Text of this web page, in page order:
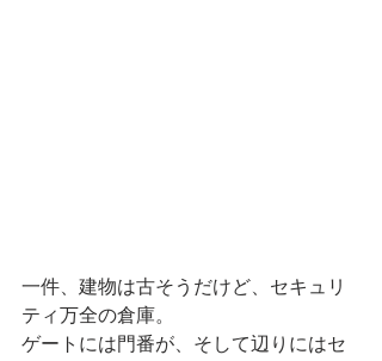
一件、建物は古そうだけど、セキュリ
ティ万全の倉庫。
ゲートには門番が、そして辺りにはセ